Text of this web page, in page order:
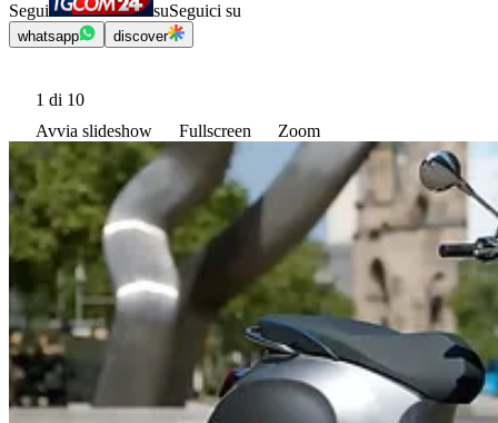
Segui suSeguici su
whatsapp discover
1 di 10
Avvia slideshow
Fullscreen Zoom